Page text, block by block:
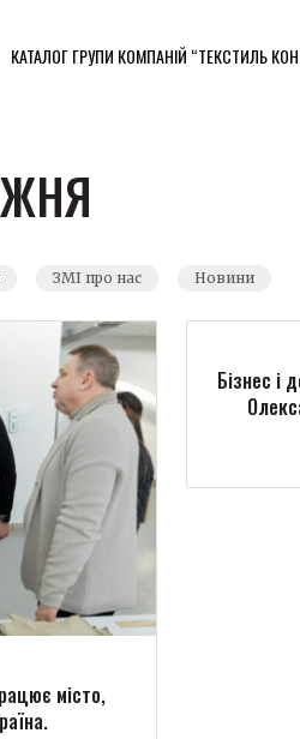
КАТАЛОГ ГРУПИ КОМПАНІЙ “ТЕКСТИЛЬ
ЗМІ про нас Новини
місто,
Бізнес і